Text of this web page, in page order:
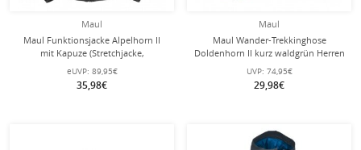
Maul
Maul Funktionsjacke Alpelhorn II
mit Kapuze (Stretchjacke,
atmungsaktiv, wasserabweisend)
schwarz Herren
eUVP: 89,95€
35,98€
Maul
Maul Wander-Trekkinghose
Doldenhorn II kurz waldgrün Herren
UVP: 74,95€
29,98€